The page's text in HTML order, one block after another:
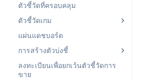
แยกกัน
ลบผู้ใช้ทั้งหมด
การเข้าสู่ระบบผ่านเว็บ
ค้นหาประวัติการซื้อของพนักงาน
ข้อความ
ลงทะเบียนข้อมูลเป้าหมาย
รายการโทเค็น
การตั้งค่าการส่งข้อมูล
แบนเนอร์สื่อ
การลงทะเบียนแบนเนอร์หมุน
การลงทะเบียนแบนเนอร์จุด
การลงทะเบียนมุมมองที่กำหนดเอง
กระดานที่กำหนดเอง
การลงทะเบียนเทมเพลต
การประเมินความพึงพอใจ
การตั้งค่าบัญชี
ลงทะเบียนบัญชีใหม่
รายการอีเมล
จัดการการคืนเงิน
ยกเลิกการสมัคร SMS
ตัวชี้วัดที่ครอบคลุม
ตัวชี้วัดเกม
เกี่ยวกับตัวชี้วัดเกม
ตัวชี้วัดการวิเคราะห์การเล่นเกม
ตัวชี้วัดการจำแนกผู้ใช้
แผ่นแดชบอร์ด
การสร้างตัวบ่งชี้
เกี่ยวกับการสร้างพื้นผิวโลก
ลงทะเบียนเพื่อยกเว้นตัวชี้วัดการ
ขาย